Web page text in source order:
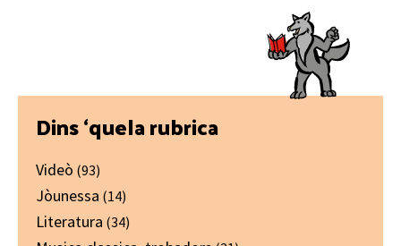
14.00€.
Primary
Sidebar
Dins ‘quela rubrica
Videò (93)
Jòunessa (14)
Literatura (34)